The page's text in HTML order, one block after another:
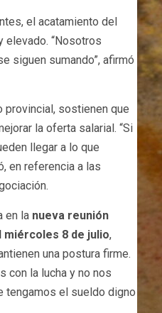
el acatamiento del
elevado. “Nosotros
siguen sumando”, afirmó
provincial, sostienen que
la oferta salarial. “Si
llegar a lo que
en referencia a las
en la nueva reunión
8 de julio,
una postura firme.
con la lucha y no nos
tengamos el sueldo digno